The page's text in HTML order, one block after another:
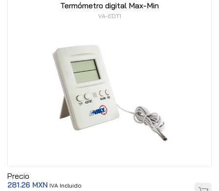
Termómetro digital Max-Min
VA-EDT1
Precio
281.26 MXN IVA Incluido